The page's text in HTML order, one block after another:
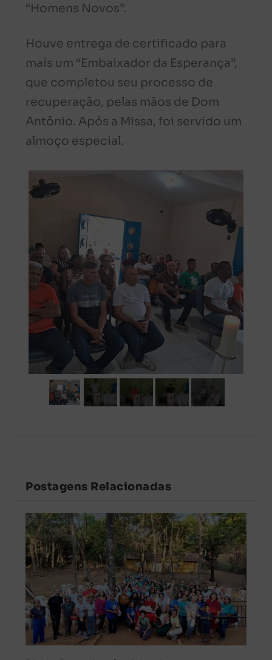
“Homens Novos”.
Houve entrega de certificado para
mais um “Embaixador da Esperança”,
que completou seu processo de
recuperação, pelas mãos de Dom
Antônio. Após a Missa, foi servido um
almoço especial.
Postagens Relacionadas